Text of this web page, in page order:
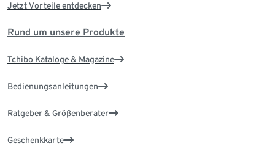
Jetzt Vorteile entdecken
Rund um unsere Produkte
Tchibo Kataloge & Magazine
Bedienungsanleitungen
Ratgeber & Größenberater
Geschenkkarte